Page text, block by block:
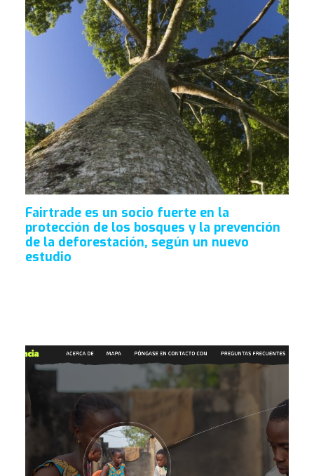
Fairtrade es un socio fuerte en la
protección de los bosques y la prevención
de la deforestación, según un nuevo
estudio